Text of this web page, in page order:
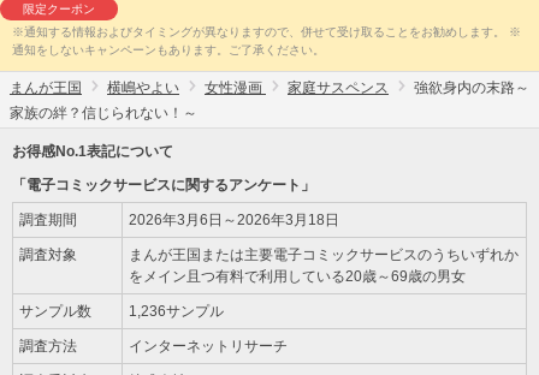
限定クーポン
※通知する情報およびタイミングが異なりますので、併せて受け取ることをお勧めします。 ※
通知をしないキャンペーンもあります。ご了承ください。
まんが王国 横嶋やよい 女性漫画 家庭サスペンス
強欲身内の末路～
家族の絆？信じられない！～
お得感No.1表記について
「電子コミックサービスに関するアンケート」
調査期間 2026年3月6日～2026年3月18日
調査対象
まんが王国または主要電子コミックサービスのうちいずれか
をメイン且つ有料で利用している20歳～69歳の男女
サンプル数 1,236サンプル
調査方法 インターネットリサーチ